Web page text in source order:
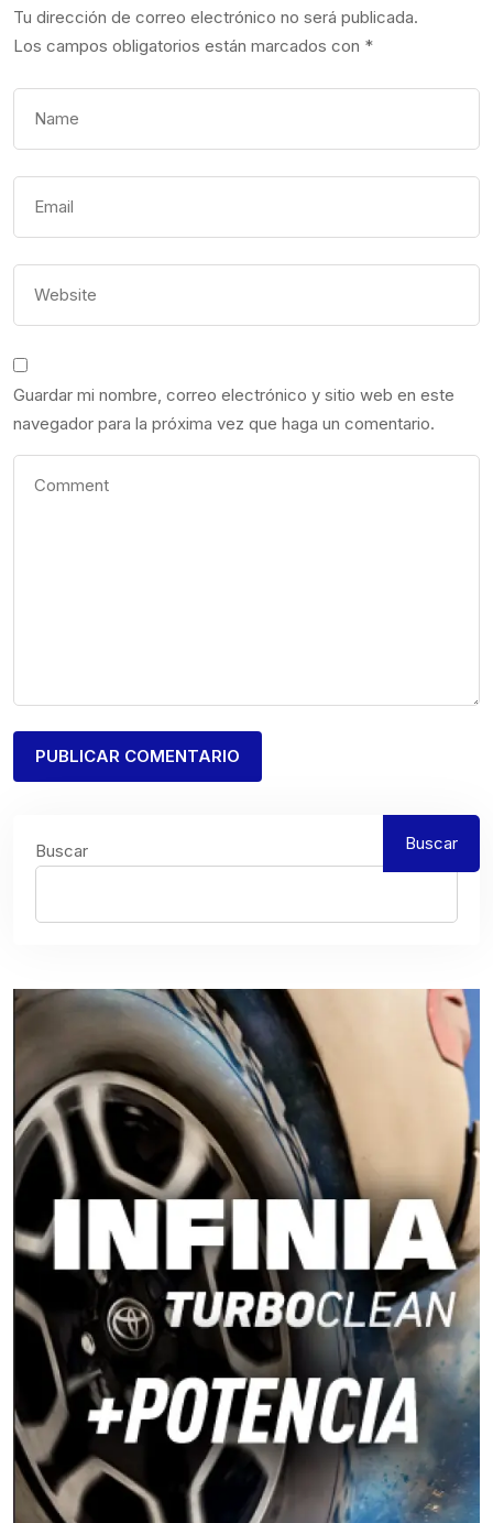
Tu dirección de correo electrónico no será publicada.
Los campos obligatorios están marcados con *
Guardar mi nombre, correo electrónico y sitio web en este
navegador para la próxima vez que haga un comentario.
Buscar Buscar